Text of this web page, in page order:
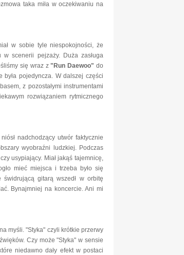
taka miła w oczekiwaniu na
w sobie tyle niespokojności, że
scenerii pejzaży. Duża zasługa
się wraz z"Run Daewoo" do
była pojedyncza. W dalszej części
z pozostałymi instrumentami
rozwiązaniem rytmicznego
nadchodzący utwór faktycznie
wyobraźni ludzkiej. Podczas
usypiający. Miał jakąś tajemnicę,
mieć miejsca i trzeba było się
świdrującą gitarą wszedł w orbitę
Bynajmniej na koncercie. Ani mi
myśli. "Styka" czyli krótkie przerwy
Czy może "Styka" w sensie
niedawno dały efekt w postaci